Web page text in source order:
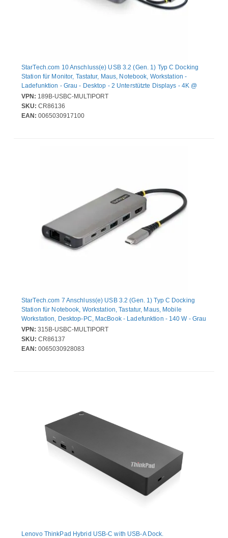
StarTech.com 10 Anschluss(e) USB 3.2 (Gen. 1) Typ C Docking
Station für Monitor, Tastatur, Maus, Notebook, Workstation -
Ladefunktion - Grau - Desktop - 2 Unterstützte Displays - 4K @
60Hz, 4K - 3840 x 2160 - 7 x USB-Anschlüsse - 3 x USB Typ-A-
Anschlüsse - USB Typ-A - 4 x USB Typ-C-Anschlüsse - USB Typ C
- Netzwerk (RJ-45) - DisplayPort - Kabelgebundenes - Gigabit-
VPN: 189B-USBC-MULTIPORT
SKU: CR86136
EAN: 0065030917100
StarTech.com 7 Anschluss(e) USB 3.2 (Gen. 1) Typ C Docking
Station für Notebook, Workstation, Tastatur, Maus, Mobile
Workstation, Desktop-PC, MacBook - Ladefunktion - 140 W - Grau
- Desktop - 1 Unterstützte Displays - 4K @ 60Hz, 4K - 3840 x
2160 - 5 x USB-Anschlüsse - 2 x USB Typ-A-Anschlüsse - USB
Typ-A - 3 x USB Typ-C-Anschlüsse - USB Typ C - 1 x RJ-45-
VPN: 315B-USBC-MULTIPORT
SKU: CR86137
EAN: 0065030928083
Lenovo ThinkPad Hybrid USB-C with USB-A Dock.